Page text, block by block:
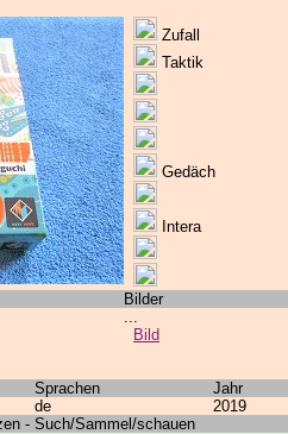
Zufall
Taktik
Gedäch
Intera
Bilder
...
Bild
Sprachen
Jahr
de
2019
- Such/Sammel/schauen